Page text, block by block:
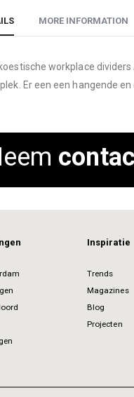
workplace
Er een een hangende
MORE INFORMATION
Inspiratie
Trends
Magazines
Blog
Projecten